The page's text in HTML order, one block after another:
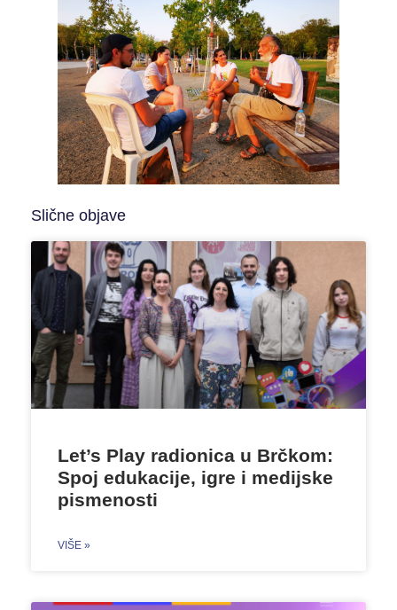
Slične objave
Let’s Play radionica u Brčkom:
Spoj edukacije, igre i medijske
pismenosti
VIŠE »